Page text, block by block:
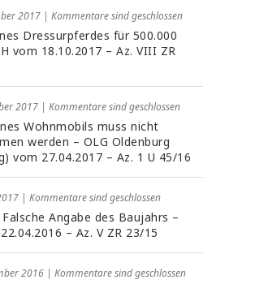
2017 | Kommentare sind geschlossen
Dressurpferdes für 500.000
vom 18.10.2017 – Az. VIII ZR
2017 | Kommentare sind geschlossen
Wohnmobils muss nicht
werden – OLG Oldenburg
vom 27.04.2017 – Az. 1 U 45/16
| Kommentare sind geschlossen
Angabe des Baujahrs –
– Az. V ZR 23/15
2016 | Kommentare sind geschlossen